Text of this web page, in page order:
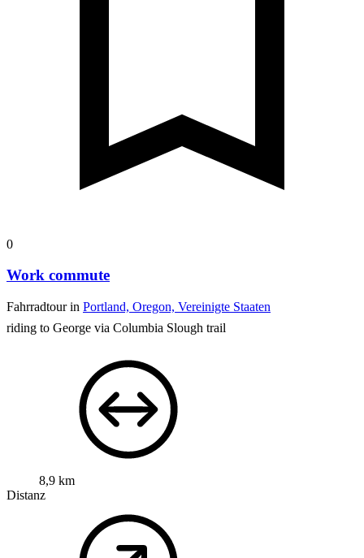
0
Work commute
Fahrradtour in Portland, Oregon, Vereinigte Staaten
riding to George via Columbia Slough trail
8,9 km
Distanz